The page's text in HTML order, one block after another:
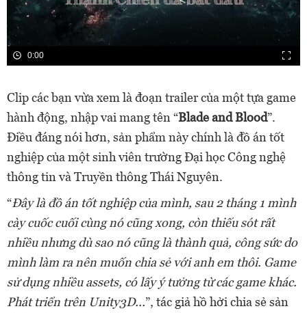
0:00
Clip các bạn vừa xem là đoạn trailer của một tựa game
hành động, nhập vai mang tên “Blade and Blood”.
Điều đáng nói hơn, sản phẩm này chính là đồ án tốt
nghiệp của một sinh viên trường Đại học Công nghệ
thông tin và Truyền thông Thái Nguyên.
“Đây là đồ án tốt nghiệp của mình, sau 2 tháng 1 mình
cày cuốc cuối cùng nó cũng xong, còn thiếu sót rất
nhiều nhưng dù sao nó cũng là thành quả, công sức do
mình làm ra nên muốn chia sẻ với anh em thôi. Game
sử dụng nhiều assets, có lấy ý tưởng từ các game khác.
Phát triển trên Unity3D...”, tác giả hồ hởi chia sẻ sản